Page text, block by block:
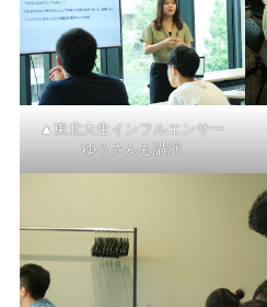
▲東北大生インフルエンサー
ゆうさんも講演